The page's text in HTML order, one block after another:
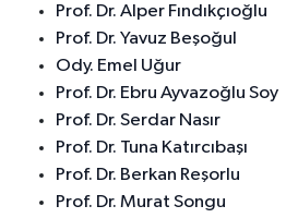
Prof. Dr. Alper Fındıkçıoğlu
Prof. Dr. Yavuz Beşoğul
Ody. Emel Uğur
Prof. Dr. Ebru Ayvazoğlu Soy
Prof. Dr. Serdar Nasır
Prof. Dr. Tuna Katırcıbaşı
Prof. Dr. Berkan Reşorlu
Prof. Dr. Murat Songu